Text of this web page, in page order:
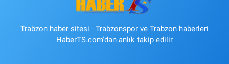
Trabzon haber sitesi - Trabzonspor ve Trabzon haberleri
HaberTS.com'dan anlık takip edilir